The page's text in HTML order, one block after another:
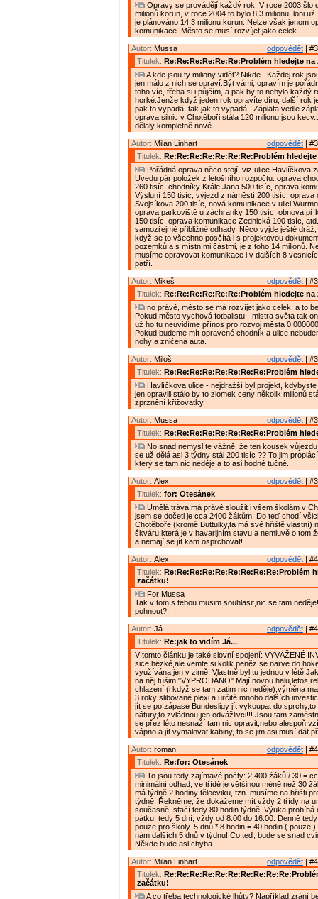
Opravy se provádějí každý rok. V roce 2003 šlo
milionů korun, v roce 2004 to bylo 8,3 milionu, loni už
je plánováno 14,3 milionu korun. Nelze však jenom
komunikace. Město se musí rozvíjet jako celek.
odpovědět |
Autor: Mussa
Titulek: Re:Re:Re:Re:Re:Re:Problém hledejte na
A kde jsou ty miliony vidět? Nikde...Každej rok
jen málo z nich se opraví.Být vámi, opravím je
toho víc, třeba si i půjčím, a pak by to nebylo každý
horké.Jenže když jeden rok opravíte díru, další rok
pak to vypadá, tak jak to vypadá...Záplata vedle
oprava silnic v Chotěboři stála 120 milionu jsou
dělaly kompletně nové.
odpovědět |
Autor: Milan Linhart
Titulek: Re:Re:Re:Re:Re:Re:Re:Problém
Pořádná oprava něco stojí, viz ulice Havlíčkova
Uvedu pár položek z letošního rozpočtu: oprava
260 tisíc, chodníky Krále Jana 500 tisíc, oprava
Výsluní 150 tisíc, výjezd z náměstí 200 tisíc, oprava
Svojsíkova 200 tisíc, nová komunikace v ulici
oprava parkoviště u záchranky 150 tisíc, obnova
150 tisíc, oprava komunikace Zednická 100 tisíc,
samozřejmě přibližné odhady. Něco vyjde ještě
když se to všechno posčítá i s projektovou
pozemků a s místními částmi, je z toho 14 milionů.
musíme opravovat komunikace i v dalších 8
patří.
odpovědět |
Autor: Mikeš
Titulek: Re:Re:Re:Re:Re:Re:Problém hledejte na
no právě, město se má rozvíjet jako celek, a to
Pokud město vychová fotbalistu - mistra světa tak
už ho tu neuvidíme přínos pro rozvoj města
Pokud budeme mít opravené chodník a ulice
nohy a zničená auta.
odpovědět |
Autor: Miloš
Titulek: Re:Re:Re:Re:Re:Re:Re:Re:Problém
Havlíčkova ulice - nejdražší byl projekt, kdybyste
jen opravili stálo by to zlomek ceny několik milionů
zprznění křižovatky
odpovědět |
Autor: Mussa
Titulek: Re:Re:Re:Re:Re:Re:Re:Re:Problém
No snad nemyslíte vážně, že ten kousek
se už dělá asi 3 týdny stál 200 tisíc ?? To jim
který se tam nic neděje a to asi hodně tučně.
odpovědět |
Autor: Alex
Titulek: for: Otesánek
Umělá tráva má právě sloužit i všem školám v
jsem se dočetl je cca 2400 žákům! Do teď chodí
Chotěboře (kromě Buttulky,ta má své hřiště vlastní)
škváru,která je v havarijním stavu a nemluvě o
a nemají se jít kam osprchovat!
odpovědět |
Autor: Alex
Titulek: Re:Re:Re:Re:Re:Re:Re:Re:Re:Problém
začátku!
For:Mussa
Tak v tom s tebou musim souhlasit,nic se tam
pohnout?!
odpovědět |
Autor: Já
Titulek: Re:jak to vidím Já...
V tomto článku je také slovní spojení: VYVÁŽENÉ
sice hezké,ale vemte si kolik peněz se narve do
využívána jen v zimě! Vlastně byl tu jednou v létě
na něj tušim "VYPRODÁNO" Mají novou halu,letos
chlazení (i když se tam zatim nic neděje),výměna
3 roky slibované plexi a určitě mnoho dalších
jít se po zápase Bundesligy jít vykoupat do sprchy,to
nátury,to zvládnou jen odvážlivci!!! Jsou tam
se přez léto nesnaží tam nic opravit,nebo alespoň
vápno a jít vymalovat kabiny, to se jim asi musí dát
odpovědět |
Autor: roman
Titulek: Re:for: Otesánek
To jsou tedy zajímavé počty: 2.400 žáků / 30 =
minimální odhad, ve třídě je většinou méně než 30
má týdně 2 hodiny tělocviku, tzn. musíme na hřišti
týdně. Řekněme, že dokážeme mít vždy 2 třídy na
současně, stačí tedy 80 hodin týdně. Výuka probíhá
pátku, tedy 5 dní, vždy od 8:00 do 16:00. Denně
pouze pro školy. 5 dnů * 8 hodin = 40 hodin ( pouze
nám dalších 5 dnů v týdnu! Co teď, bude se snad
Někde bude asi chyba...
odpovědět |
Autor: Milan Linhart
Titulek:
začátku!
A co třeba technologické lhůty? Například zrání